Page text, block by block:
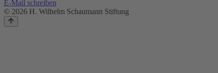
E-Mail schreiben
© 2026 H. Wilhelm Schaumann Stiftung